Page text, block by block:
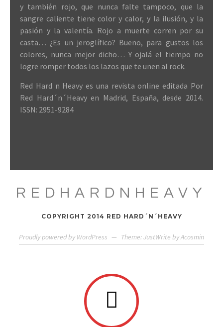
y también rojo, que nunca falte tampoco, que la
sangre caliente tiene color y calor, y la ilusión, y la
pasión y la valentía. Rojo a muerte corren por su
casta… ¿Es un jeroglífico? Bueno, para gustos los
colores, nunca mejor dicho… Y ojalá el tiempo no
logre romper todos los lazos que te unen al rock.
Red Hard n Heavy es una revista online editada Por
Red Hard´n´Heavy en Madrid, España, desde 2014.
ISSN: 2951-9284
REDHARDNHEAVY
COPYRIGHT 2014 RED HARD´N´HEAVY
Proudly powered by WordPress — Theme: JustWrite byAcosmin